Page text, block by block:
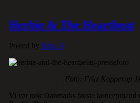
Herbie & The Heartbeat
Posted by Kim. A
Foto: Fritz Kopperup
Vi var nok Danmarks første konceptband